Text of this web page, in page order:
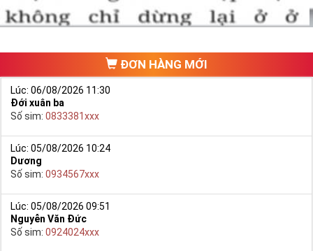
trang chủ của Sim Tiền Giang, chọn mục “
Sim giảm giá
“ ở ngay đầu
trang chủ. Đây là danh sách sim được đại lý giảm giá vì một số lý
Ngoài ra quý khách chưa ưng ý về Sim Tứ Quý 2 có cũng thể tham
khảo thêm Sim Vinaphone,Sim Gmobile, Sim Tứ Quý Giữa
ĐƠN HÀNG MỚI
Lúc: 06/08/2026 11:30
Đới xuân ba
Số sim: 0833381xxx
Lúc: 05/08/2026 10:24
Dương
Số sim: 0934567xxx
Lúc: 05/08/2026 09:51
Nguyễn Văn Đức
Số sim: 0924024xxx